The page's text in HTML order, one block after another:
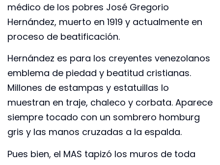
médico de los pobres José Gregorio
Hernández, muerto en 1919 y actualmente en
proceso de beatificación.
Hernández es para los creyentes venezolanos
emblema de piedad y beatitud cristianas.
Millones de estampas y estatuillas lo
muestran en traje, chaleco y corbata. Aparece
siempre tocado con un sombrero homburg
gris y las manos cruzadas a la espalda.
Pues bien, el MAS tapizó los muros de toda